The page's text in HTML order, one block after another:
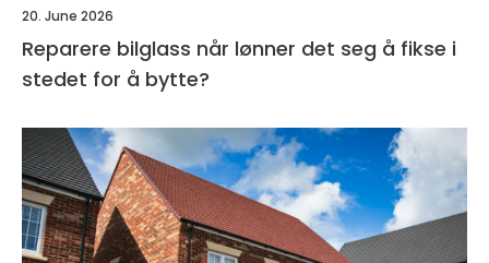
20. June 2026
Reparere bilglass når lønner det seg å fikse i
stedet for å bytte?